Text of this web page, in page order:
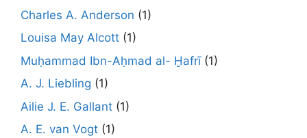
Charles A. Anderson (1)
Louisa May Alcott (1)
Muḥammad Ibn-Aḥmad al- Ḫafrī(1)
A. J. Liebling (1)
Ailie J. E. Gallant (1)
A. E. van Vogt (1)